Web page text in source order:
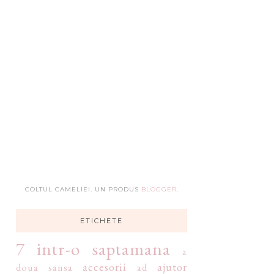
COLTUL CAMELIEI. UN PRODUS BLOGGER.
ETICHETE
7 intr-o saptamana
a
doua sansa
accesorii ad ajutor